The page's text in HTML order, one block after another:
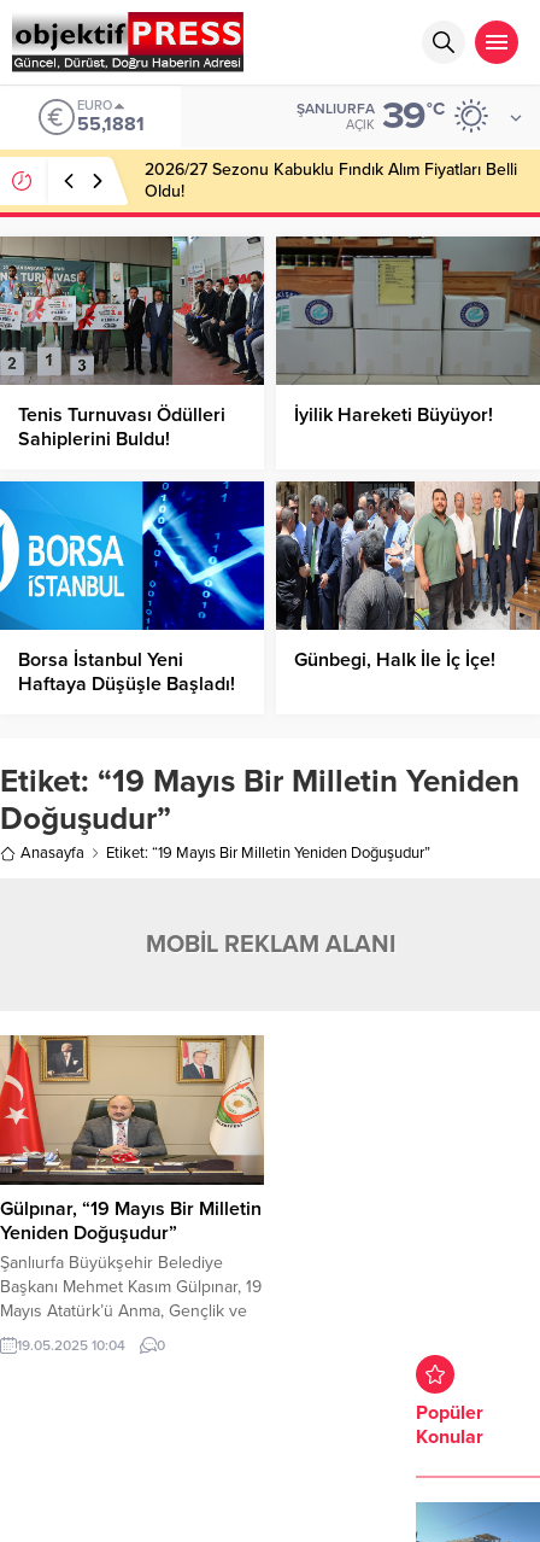
EURO
55,1881
ŞANLIURFA
AÇIK 39°C
2026/27 Sezonu Kabuklu Fındık Alım Fiyatları Belli
Oldu!
Tenis Turnuvası Ödülleri
Sahiplerini Buldu!
İyilik Hareketi Büyüyor!
Borsa İstanbul Yeni
Haftaya Düşüşle Başladı!
Günbegi, Halk İle İç İçe!
Etiket: “19 Mayıs Bir Milletin Yeniden
Doğuşudur”
Anasayfa Etiket: “19 Mayıs Bir Milletin Yeniden Doğuşudur”
MOBİL REKLAM ALANI
Gülpınar, “19 Mayıs Bir Milletin
Yeniden Doğuşudur”
Şanlıurfa Büyükşehir Belediye
Başkanı Mehmet Kasım Gülpınar, 19
Mayıs Atatürk’ü Anma, Gençlik ve
Spor Bayramı dolayısıyla bir mesaj
yayımladı. Başkan Gülpınar,
19.05.2025 10:04 0
Popüler
Konular